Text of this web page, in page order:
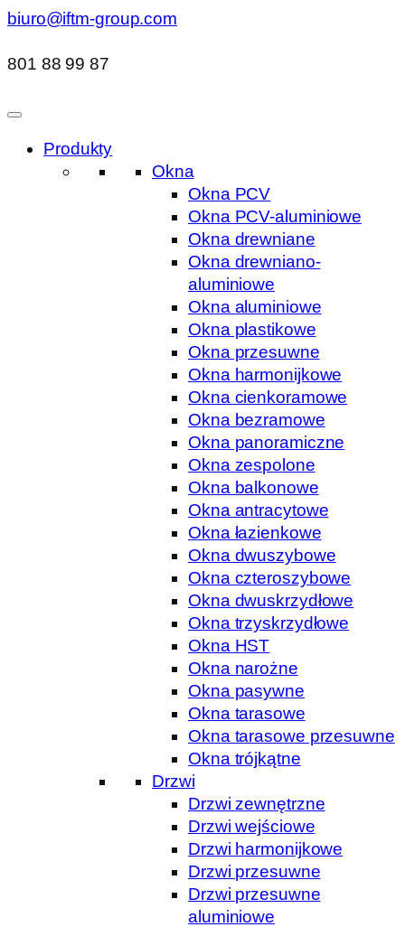
biuro@iftm-group.com
801 88 99 87
Produkty
Okna
Okna PCV
Okna PCV-aluminiowe
Okna drewniane
Okna drewniano-
aluminiowe
Okna aluminiowe
Okna plastikowe
Okna przesuwne
Okna harmonijkowe
Okna cienkoramowe
Okna bezramowe
Okna panoramiczne
Okna zespolone
Okna balkonowe
Okna antracytowe
Okna łazienkowe
Okna dwuszybowe
Okna czteroszybowe
Okna dwuskrzydłowe
Okna trzyskrzydłowe
Okna HST
Okna narożne
Okna pasywne
Okna tarasowe
Okna tarasowe przesuwne
Okna trójkątne
Drzwi
Drzwi zewnętrzne
Drzwi wejściowe
Drzwi harmonijkowe
Drzwi przesuwne
Drzwi przesuwne
aluminiowe